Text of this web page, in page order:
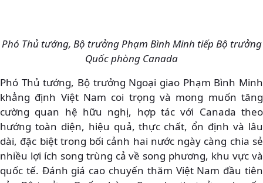
Phó Thủ tướng, Bộ trưởng Phạm Bình Minh tiếp Bộ trưởng
Quốc phòng Canada
Phó Thủ tướng, Bộ trưởng Ngoại giao Phạm Bình Minh
khẳng định Việt Nam coi trọng và mong muốn tăng
cường quan hệ hữu nghị, hợp tác với Canada theo
hướng toàn diện, hiệu quả, thực chất, ổn định và lâu
dài, đặc biệt trong bối cảnh hai nước ngày càng chia sẻ
nhiều lợi ích song trùng cả về song phương, khu vực và
quốc tế. Đánh giá cao chuyến thăm Việt Nam đầu tiên